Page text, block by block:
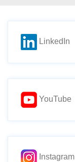
LinkedIn
YouTube
Instagram